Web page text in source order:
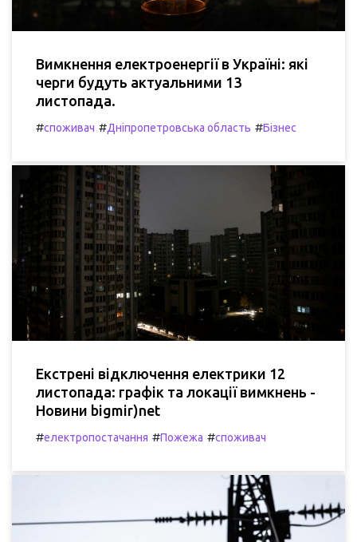
Вимкнення електроенергії в Україні: які
черги будуть актуальними 13
листопада.
#споживач #Дніпропетровська область #Бізнес
Екстрені відключення електрики 12
листопада: графік та локації вимкнень -
Новини bigmir)net
#електропостачання #Пожежа #споживач